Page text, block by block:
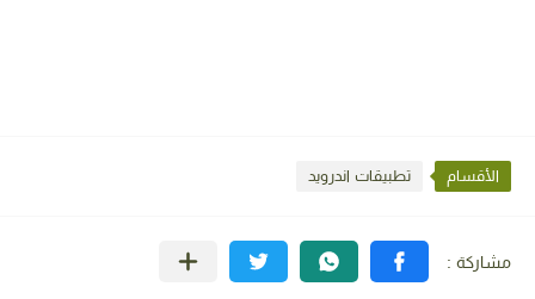
الأقسام تطبيقات اندرويد